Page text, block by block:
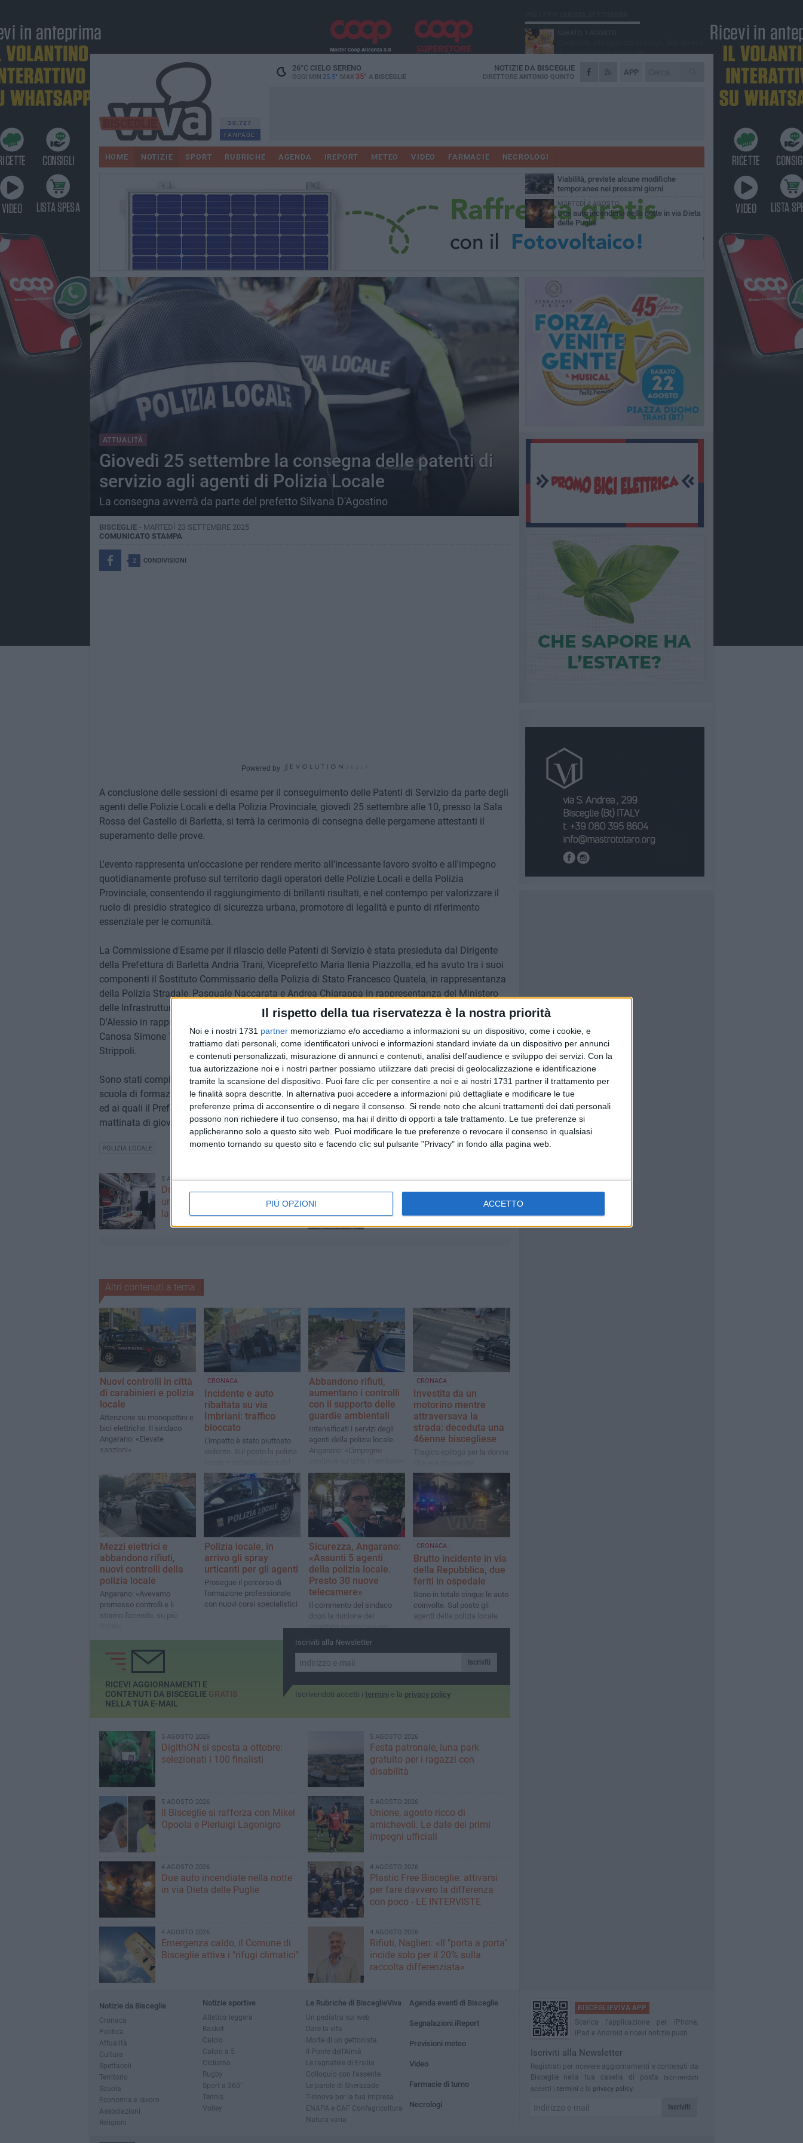
Il rispetto della tua riservatezza è la nostra priorità
Noi e i nostri 1731 partner memorizziamo e/o accediamo a informazioni su un dispositivo, come i cookie, e
trattiamo dati personali, come identificatori univoci e informazioni standard inviate da un dispositivo per annunci
e contenuti personalizzati, misurazione di annunci e contenuti, analisi dell'audience e sviluppo dei servizi. Con la
tua autorizzazione noi e i nostri partner possiamo utilizzare dati precisi di geolocalizzazione e identificazione
tramite la scansione del dispositivo. Puoi fare clic per consentire a noi e ai nostri 1731 partner il trattamento per
le finalità sopra descritte. In alternativa puoi accedere a informazioni più dettagliate e modificare le tue
preferenze prima di acconsentire o di negare il consenso. Si rende noto che alcuni trattamenti dei dati personali
possono non richiedere il tuo consenso, ma hai il diritto di opporti a tale trattamento. Le tue preferenze si
applicheranno solo a questo sito web. Puoi modificare le tue preferenze o revocare il consenso in qualsiasi
momento tornando su questo sito e facendo clic sul pulsante "Privacy" in fondo alla pagina web.
PIÙ OPZIONI ACCETTO
30.727
FANPAGE
26°CCIELO SERENO
OGGI MIN 25.5° MAX 35° A BISCEGLIE
APP
NOTIZIE DA BISCEGLIE
DIRETTORE ANTONIO QUINTO
HOME NOTIZIE SPORT RUBRICHE AGENDA IREPORT METEO VIDEO FARMACIE NECROLOGI
ATTUALITÀ
Giovedì 25 settembre la consegna delle patenti di
servizio agli agenti di Polizia Locale
La consegna avverrà da parte del prefetto Silvana D'Agostino
BISCEGLIE - MARTEDÌ 23 SETTEMBRE 2025
COMUNICATO STAMPA
2 CONDIVISIONI
Powered by
A conclusione delle sessioni di esame per il conseguimento delle Patenti di Servizio da parte degli
agenti delle Polizie Locali e della Polizia Provinciale, giovedì 25 settembre alle 10, presso la Sala
Rossa del Castello di Barletta, si terrà la cerimonia di consegna delle pergamene attestanti il
superamento delle prove.
L'evento rappresenta un'occasione per rendere merito all'incessante lavoro svolto e all'impegno
quotidianamente profuso sul territorio dagli operatori delle Polizie Locali e della Polizia
Provinciale, consentendo il raggiungimento di brillanti risultati, e nel contempo per valorizzare il
ruolo di presidio strategico di sicurezza urbana, promotore di legalità e punto di riferimento
essenziale per le comunità.
La Commissione d'Esame per il rilascio delle Patenti di Servizio è stata presieduta dal Dirigente
della Prefettura di Barletta Andria Trani, Viceprefetto Maria Ilenia Piazzolla, ed ha avuto tra i suoi
componenti il Sostituto Commissario della Polizia di Stato Francesco Quatela, in rappresentanza
della Polizia Stradale, Pasquale Naccarata e Andrea Chiarappa in rappresentanza del Ministero
delle Infrastrutture e dei Trasporti, Direzione Territoriale del Sud Motorizzazione Civile, Giuseppe
D'Alessio in rappresentanza della Polizia Provinciale, il Comandante della Polizia Locale di
Canosa Simone Testa e, come segretario, il Commissario della Polizia Locale di Andria Domenico
Strippoli.
Sono stati complessivamente 138 gli agenti che, dopo aver frequentato il corso presso una
scuola di formazione, hanno superato l'esame (consistente in una prova teorica ed una pratica)
ed ai quali il Prefetto di Barletta Andria Trani, Silvana D'Agostino, consegnerà gli attestati nella
mattinata di giovedì.
POLIZIA LOCALE
5 AGOSTO 2026
Dramma alla spiaggia Bi-Marmi:
un anziano ha un malore e perde
la vita
5 AGOSTO 2026
Agricoltura, al via la raccolta
causati dal maltempo
Altri contenuti a tema
Nuovi controlli in città
di carabinieri e polizia
locale
Attenzione su monopattini e
bici elettriche. Il sindaco
Angarano: «Elevate
sanzioni»
CRONACA
Incidente e auto
ribaltata su via
Imbriani: traffico
bloccato
L'impatto è stato piuttosto
violento. Sul posto la polizia
118
Abbandono rifiuti,
aumentano i controlli
con il supporto delle
guardie ambientali
Intensificati i servizi degli
agenti della polizia locale.
Angarano: «L'impegno
CRONACA
Investita da un
motorino mentre
attraversava la
strada: deceduta una
46enne biscegliese
Tragico epilogo per la donna
all'ospedale "Bonomo" di
Andria
Mezzi elettrici e
abbandono rifiuti,
nuovi controlli della
polizia locale
Angarano: «Avevamo
promesso controlli e li
stiamo facendo, su più
Polizia locale, in
arrivo gli spray
urticanti per gli agenti
Prosegue il percorso di
formazione professionale
con nuovi corsi specialistici
Sicurezza, Angarano:
«Assunti 5 agenti
della polizia locale.
Presto 30 nuove
telecamere»
Il commento del sindaco
dopo la riunione del
comitato provinciale per
l'ordine e la sicurezza
CRONACA
Brutto incidente in via
della Repubblica, due
feriti in ospedale
Sono in totale cinque le auto
coinvolte. Sul posto gli
agenti della polizia locale
Iscriviti alla Newsletter
Iscriviti
Iscrivendoti accetti i termini e la privacy policy
RICEVI AGGIORNAMENTI E
CONTENUTI DA BISCEGLIE GRATIS
NELLA TUA E-MAIL
5 AGOSTO 2026
DigithON si sposta a ottobre:
selezionati i 100 finalisti
5 AGOSTO 2026
Festa patronale, luna park
gratuito per i ragazzi con
disabilità
5 AGOSTO 2026
Il Bisceglie si rafforza con Mikel
Opoola e Pierluigi Lagonigro
5 AGOSTO 2026
Unione, agosto ricco di
amichevoli. Le date dei primi
impegni ufficiali
4 AGOSTO 2026
Due auto incendiate nella notte
in via Dieta delle Puglie
4 AGOSTO 2026
Plastic Free Bisceglie: attivarsi
per fare davvero la differenza
con poco - LE INTERVISTE
4 AGOSTO 2026
Emergenza caldo, il Comune di
Bisceglie attiva i "rifugi climatici"
4 AGOSTO 2026
Rifiuti, Naglieri: «Il "porta a porta"
incide solo per il 20% sulla
raccolta differenziata»
dei carabinieri a Bisceglie
VENERDÌ 31 LUGLIO
Torna l'appuntamento con la Pastasciutta
Dramma alla spiaggia Bi-Marmi: un
VENERDÌ 31 LUGLIO
Viabilità, previste alcune modifiche
temporanee nei prossimi giorni
MARTEDÌ 4 AGOSTO
Due auto incendiate nella notte in via Dieta
delle Puglie
Notizie da Bisceglie
Cronaca
Politica
Attualità
Cultura
Spettacoli
Territorio
Scuola
Economia e lavoro
Associazioni
Religioni
Notizie sportive
Atletica leggera
Basket
Calcio
Calcio a 5
Ciclismo
Rugby
Sport a 360°
Tennis
Volley
Le Rubriche di BisceglieViva
Un pediatra sul web
Dare la vita
Morte di un gettonista
Il Ponte dell'Almà
Le ragnatele di Ersilia
Colloquio con l'assente
Le parole di Sherazade
T-innova per la tua impresa
ENAPA e CAF Confagricoltura
Natura varia
Agenda eventi di Bisceglie
Segnalazioni iReport
Previsioni meteo
Video
Farmacie di turno
Necrologi
BISCEGLIEVIVA APP
Scarica l'applicazione per iPhone,
iPad e Android e ricevi notizie push
Iscriviti alla Newsletter
Registrati per ricevere aggiornamenti e contenuti da
Bisceglie nella tua casella di posta
Iscrivendoti
accetti i termini e la privacy policy
Iscriviti